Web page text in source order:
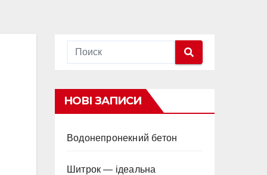
НОВІ ЗАПИСИ
Водонепронекний бетон
Шитрок — ідеальна